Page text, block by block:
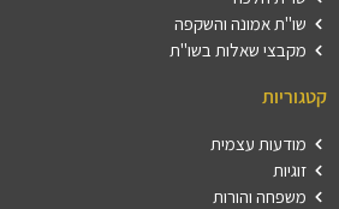
שו"ת אמונה והשקפה
מקבצי שאלות בשו"ת
קטגוריות
מודעות עצמית
זוגיות
משפחה והורות